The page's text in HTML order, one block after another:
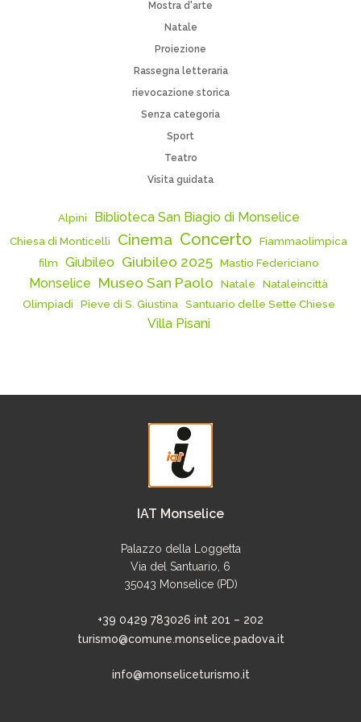
Mostra d'arte
Natale
Proiezione
Rassegna letteraria
rievocazione storica
Senza categoria
Sport
Teatro
Visita guidata
Alpini Biblioteca San Biagio di Monselice
Chiesa di Monticelli Cinema Concerto
Fiammaolimpica
film
Giubileo Giubileo 2025 Mastio Federiciano
Monselice Museo San Paolo Natale
Nataleincittà
Olimpiadi
Pieve di S. Giustina Santuario delle Sette Chiese
Villa Pisani
IAT Monselice
Palazzo della Loggetta
Via del Santuario, 6
35043 Monselice (PD)
+39 0429 783026 int 201 – 202
turismo@comune.monselice.padova.it
info@monseliceturismo.it